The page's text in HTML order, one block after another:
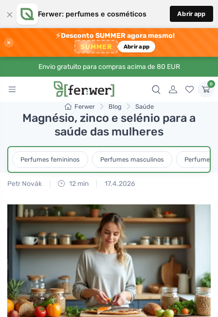
× Ferwer: perfumes e cosméticos Abrir app
×
⚡Desconto SUMMER agora mesmo!
SUMMER Abrir app
Envio gratuito para compras acima de 80 EUR
0
Ferwer Blog Saúde
Magnésio, zinco e selénio para a
saúde das mulheres
Perfumes femininos Perfumes masculinos Perfumes
Petr Novák 12 min 17.4.2026